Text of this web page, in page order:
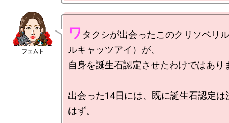
ワ タクシが出会ったこのクリソベリ
ルキャッツアイ）が、
自身を誕生石認定させたわけではあり
出会った14日には、既に誕生石認定は
はず。